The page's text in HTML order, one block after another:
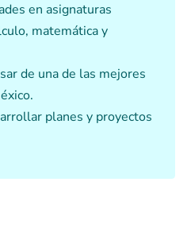
en asignaturas
matemática y
de una de las mejores
planes y proyectos